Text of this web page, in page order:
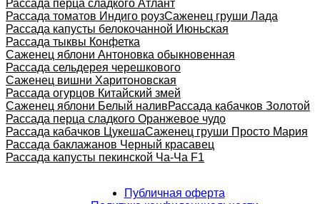
Рассада перца сладкого Атлант
Рассада томатов Индиго роузСаженец груши Лада
Рассада капусты белокочанной Июньская
Рассада тыквы Конфетка
Саженец яблони Антоновка обыкновенная
Рассада сельдерея черешкового
Саженец вишни Харитоновская
Рассада огурцов Китайский змей
Саженец яблони Белый наливРассада кабачков Золотой
Рассада перца сладкого Оранжевое чудо
Рассада кабачков ЦукешаСаженец груши Просто Мария
Рассада баклажанов Черный красавец
Рассада капусты пекинской Ча-Ча F1
Публичная оферта